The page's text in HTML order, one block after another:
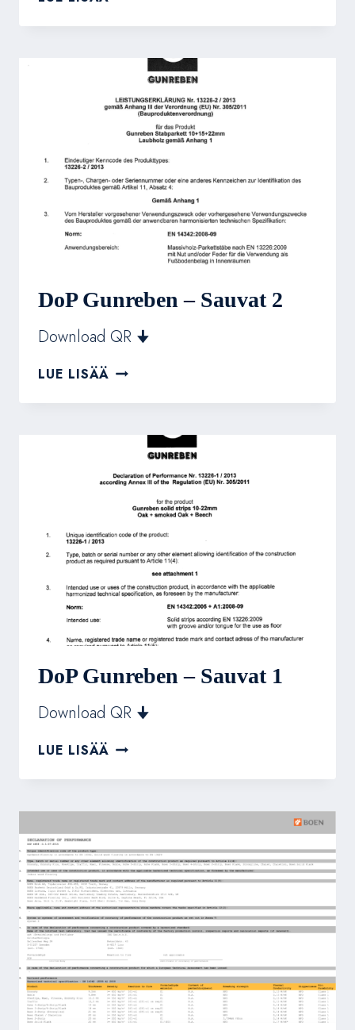
–
DoP Gunreben – Sauvat 2
Download QR 🠋
LUE LISÄÄ DOP
–
DoP Gunreben – Sauvat 1
Download QR 🠋
LUE LISÄÄ DOP
–
1